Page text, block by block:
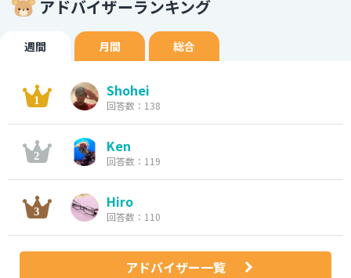
アドバイザーランキング
週間 月間 総合
Shohei
回答数：138
Ken
回答数：119
Hiro
回答数：110
アドバイザー一覧